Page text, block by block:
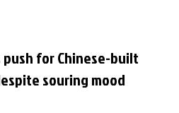
for Chinese-built
souring mood